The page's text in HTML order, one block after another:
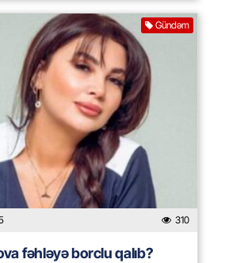
Gündəm
310
fəhləyə borclu qalıb?